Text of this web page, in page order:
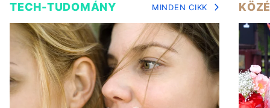
TECH-TUDOMÁNY MINDEN CIKK